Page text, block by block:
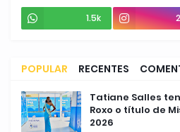
1.5k
POPULAR RECENTES
Tatiane Salles
Roxo o título de
2026